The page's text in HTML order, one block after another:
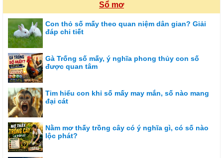
Sổ mơ
Con thỏ số mấy theo quan niệm dân gian? Giải
đáp chi tiết
Gà Trống số mấy, ý nghĩa phong thủy con số
được quan tâm
Tim hiểu con khỉ số mấy may mắn, số nào mang
đại cát
Nằm mơ thấy trồng cây có ý nghĩa gì, có số nào
lộc phát?